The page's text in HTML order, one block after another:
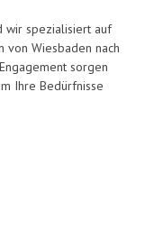
wir spezialisiert auf
von Wiesbaden nach
sorgen
Ihre Bedürfnisse